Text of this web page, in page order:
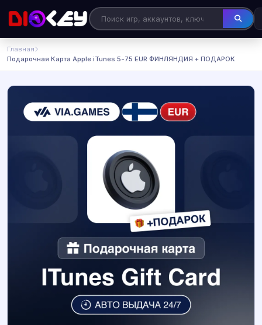
Главная
Подарочная Карта Apple iTunes 5-75 EUR ФИНЛЯНДИЯ + ПОДАРОК